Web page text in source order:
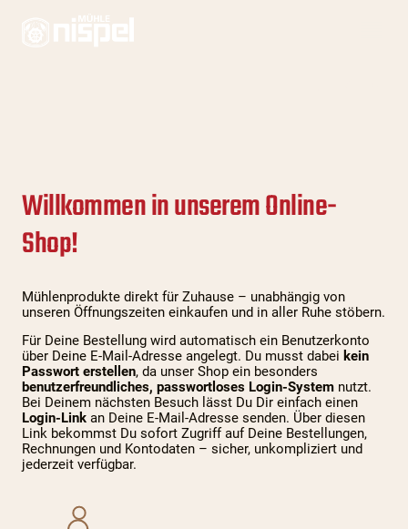
Willkommen in unserem Online-
Shop!
Mühlenprodukte direkt für Zuhause – unabhängig von
unseren Öffnungszeiten einkaufen und in aller Ruhe stöbern.
Für Deine Bestellung wird automatisch ein Benutzerkonto
über Deine E-Mail-Adresse angelegt. Du musst dabei kein
Passwort erstellen, da unser Shop ein besonders
benutzerfreundliches, passwortloses Login-System nutzt.
Bei Deinem nächsten Besuch lässt Du Dir einfach einen
Login-Link an Deine E-Mail-Adresse senden. Über diesen
Link bekommst Du sofort Zugriff auf Deine Bestellungen,
Rechnungen und Kontodaten – sicher, unkompliziert und
jederzeit verfügbar.